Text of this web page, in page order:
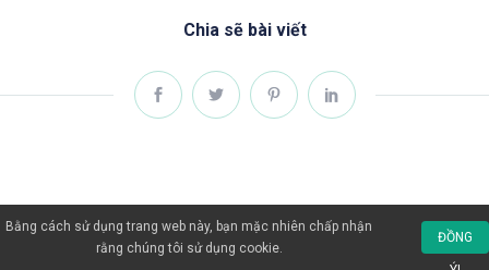
Chia sẽ bài viết
Bài viết liên quan
Bằng cách sử dụng trang web này, bạn mặc nhiên chấp nhận
rằng chúng tôi sử dụng cookie.
ĐỒNG